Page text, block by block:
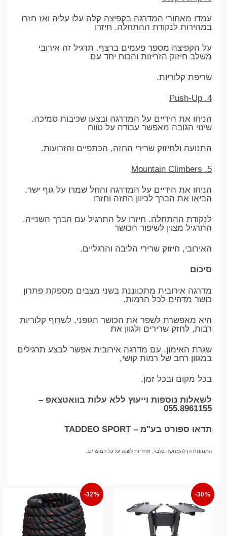
עמדו מאחורי המדרגה בקפיצה קלה עלו עליה ואז חזרו
במהירות לנקודת ההתחלה. חיזרו
על הקפיצה מספר פעמים ברצף. תרגיל זה אירובי
משלב חיזוק הזריזות והכוח יחד עם
שריפת קלוריות.
4. Push-Up
הניחו את הידיים על המדרגה ובצעו שכיבות סמיכה.
שינוי הגובה מאפשר עבודה על טווח
התנועה ולחיזוק שרירי החזה, הכתפיים והזרועות.
5. Mountain Climbers
הניחו את הידיים על המדרגה והחל שמרו על גוף ישר.
הביאו את הברך לכיוון החזה וחזרו
לנקודת ההתחלה. חיזרו על התרגיל עם הברך השנייה.
התרגיל מצוין לשיפור הכושר
האירובי, חיזוק שרירי הליבה והרגליים.
סיכום
מדרגה אירובית מתכווננת בשני מצבים מספקת פתרון
כושר מדהים לכל הרמות.
היא מאפשרת לשפר את הכושר הגופני, לשרוף קלוריות
רבות, לחזק שרירים ולגוון את
שגרת האימון. עם מדרגה אירובית אפשר לבצע תרגילים
במגוון רחב של רמות קושי,
בכל מקום ובכל זמן.
לשאלות נוספות וייעוץ ללא עלות בוואטצאפ –
055.8961155
תדאו ספורט בע"מ – TADDEO SPORT
התמונות הן להמחשה בלבד, אחריות לשנה על כל המוצרים.
-30%
-32%